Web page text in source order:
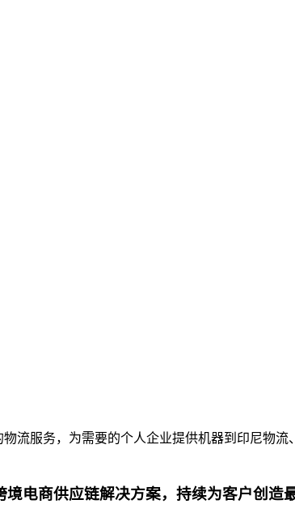
流服务，为需要的个人企业提供机器到印尼物
电商供应链解决方案，持续为客户创造最